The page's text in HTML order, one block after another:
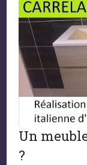
Un
?